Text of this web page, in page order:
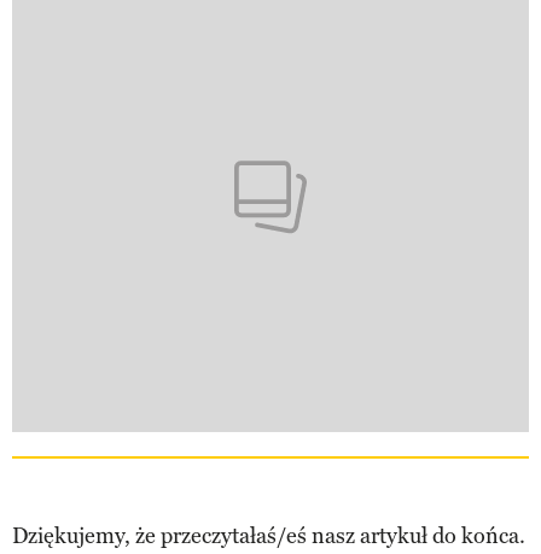
Dziękujemy, że przeczytałaś/eś nasz artykuł do końca.